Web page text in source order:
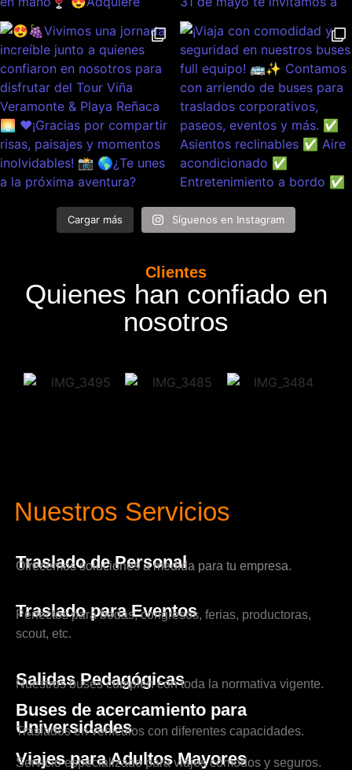
Cargar más Síguenos en Instagram
Clientes
Quienes han confiado en
nosotros
Nuestros Servicios
Traslado de Personal
Ofrecemos soluciones a medida para tu empresa.
Traslado para Eventos
Perfectos para bodas, congresos, ferias, productoras,
scout, etc.
Salidas Pedagógicas
Nuestros buses cumplen con toda la normativa vigente.
Buses de acercamiento para
Universidades
Traslados en vehículos con diferentes capacidades.
Viajes para Adultos Mayores
Servicio especializado para viajes cómodos y seguros.